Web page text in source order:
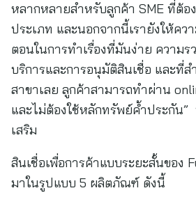
หลากหลายสำหรับลูกค้า SME ที่ต้อ
ประเภท และนอกจากนี้เรายังให้คว
ตอนในการทำเรื่องที่มันง่าย ความร
บริการและการอนุมัติสินเชื่อ และที่
สาขาเลย ลูกค้าสามารถทำผ่าน
และไม่ต้องใช้หลักทรัพย์ค้ำประกัน”
เสริม
สินเชื่อเพื่อการค้าแบบระยะสั้นของ
มาในรูปแบบ 5 ผลิตภัณฑ์ ดังนี้